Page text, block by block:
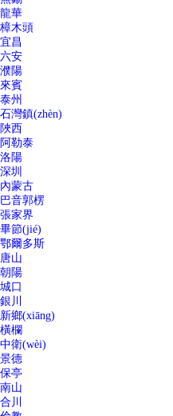
龍華
樟木頭
宜昌
六安
濮陽
來賓
泰州
石灣鎮(zhèn)
陜西
阿勒泰
洛陽
深圳
內蒙古
巴音郭楞
張家界
畢節(jié)
鄂爾多斯
唐山
朝陽
城口
銀川
新鄉(xiāng)
橫欄
中衛(wèi)
景德
保亭
南山
合川